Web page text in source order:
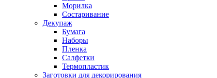
Морилка
Состаривание
Декупаж
Бумага
Наборы
Пленка
Салфетки
Термопластик
Заготовки для декорирования